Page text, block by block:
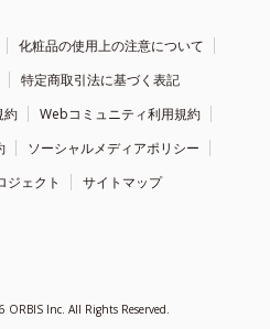
化粧品の使用上の注意について
特定商取引法に基づく表記
約
Webコミュニティ利用規約
ソーシャルメディアポリシー
ジェクト
サイトマップ
ORBIS Inc. All Rights Reserved.